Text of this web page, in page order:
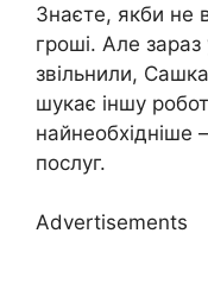
Знаєте, якби не
гроші. Але
звільнили,
шукає іншу
найнеобхідніше
послуг.
Advertisements